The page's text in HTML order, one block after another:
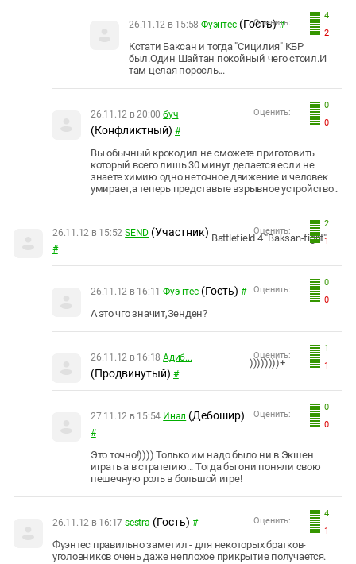
4
2
Оценить:
26.11.12 в 15:58 Фуэнтес (Гость) #
Кстати Баксан и тогда "Сицилия" КБР
был.Один Шайтан покойный чего стоил.И
там целая поросль...
0
0
Оценить:
26.11.12 в 20:00 буч
(Конфликтный) #
Вы обычный крокодил не сможете приготовить
который всего лишь 30 минут делается если не
знаете химию одно неточное движение и человек
умирает,а теперь представьте взрывное устройство..
2
1
Оценить:
26.11.12 в 15:52 SEND (Участник)
#
Battlefield 4"Baksan-fight"
0
0
Оценить:
26.11.12 в 16:11 Фуэнтес (Гость) #
А это чго значит,Зенден?
1
1
Оценить:
26.11.12 в 16:18 Адиб...
(Продвинутый) #
))))))))+
0
0
Оценить:
27.11.12 в 15:54 Инал (Дебошир)
#
Это точно!)))) Только им надо было ни в Экшен
играть а в стратегию... Тогда бы они поняли свою
пешечную роль в большой игре!
4
1
Оценить:
26.11.12 в 16:17 sestra (Гость) #
Фуэнтес правильно заметил - для некоторых братков-
уголовников очень даже неплохое прикрытие получается.